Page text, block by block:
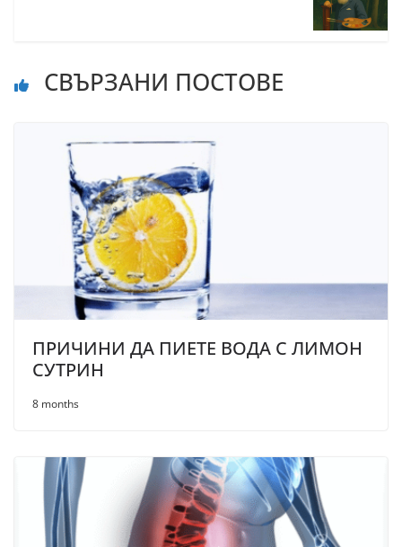
СВЪРЗАНИ ПОСТОВЕ
ПРИЧИНИ ДА ПИЕТЕ ВОДА С ЛИМОН
СУТРИН
8 months